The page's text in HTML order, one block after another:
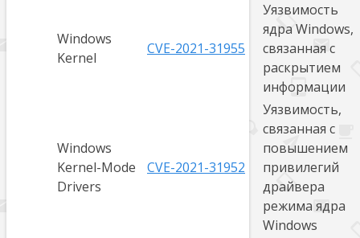
Windows
Kernel
CVE-2021-31955
Уязвимость
ядра Windows,
связанная с
раскрытием
информации
Windows
Kernel-Mode
Drivers
CVE-2021-31952
Уязвимость,
связанная с
повышением
привилегий
драйвера
режима ядра
Windows